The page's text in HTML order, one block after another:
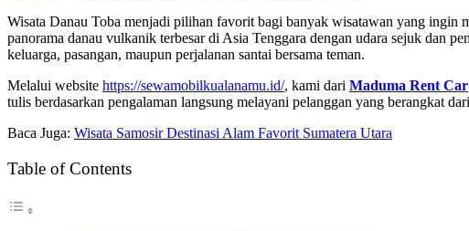
Wisata Danau Toba menjadi pilihan favorit bagi banyak wisatawan yang ingin
panorama danau vulkanik terbesar di Asia Tenggara dengan udara sejuk dan
keluarga, pasangan, maupun perjalanan santai bersama teman.
Melalui website https://sewamobilkualanamu.id/, kami dari Maduma Rent Car
tulis berdasarkan pengalaman langsung melayani pelanggan yang berangkat
Baca Juga: Wisata Samosir Destinasi Alam Favorit Sumatera Utara
Table of Contents